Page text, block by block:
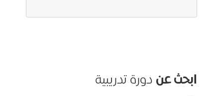
ابحث عن دورة تدريبية